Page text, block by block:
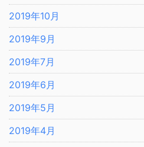
2019年10月
2019年9月
2019年7月
2019年6月
2019年5月
2019年4月